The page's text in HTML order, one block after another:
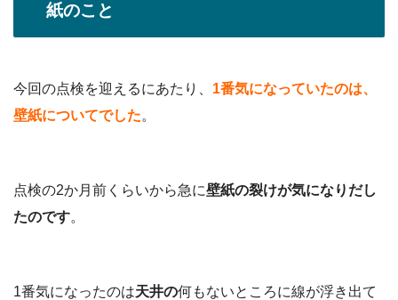
紙のこと
今回の点検を迎えるにあたり、 1番気になっていたのは、
壁紙についてでした。
点検の2か月前くらいから急に壁紙の裂けが気になりだし
たのです。
1番気になったのは天井の何もないところに線が浮き出て